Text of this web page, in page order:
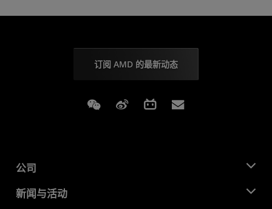
订阅 AMD 的最新动态
Weixin Weibo Bilibili
公司
关于 AMD
新闻与活动